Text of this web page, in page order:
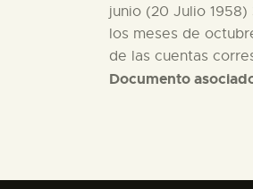
junio (20 Julio
los meses de
de las cuentas
Documento